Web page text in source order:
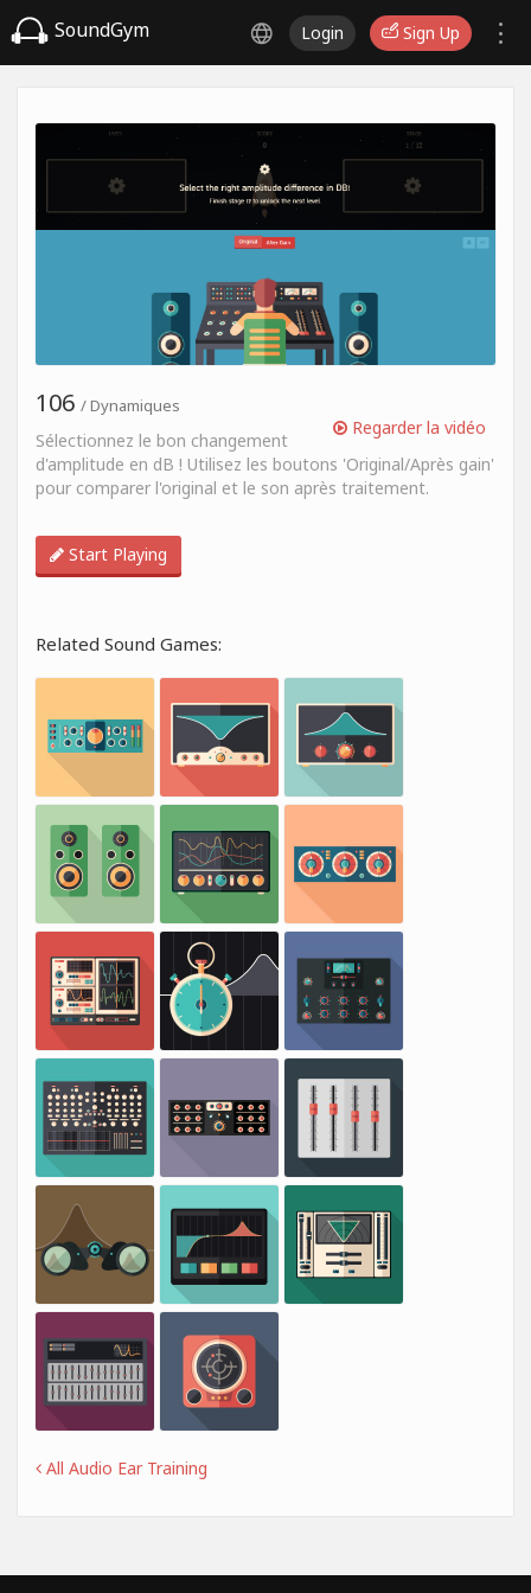
SoundGym Login Sign Up
Regarder la vidéo
106 / Dynamiques
Sélectionnez le bon changement
d'amplitude en dB ! Utilisez les boutons 'Original/Après gain'
pour comparer l'original et le son après traitement.
Start Playing
Related Sound Games:
All Audio Ear Training